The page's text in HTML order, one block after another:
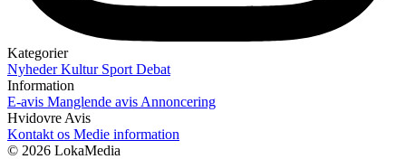
Kategorier
NyhederKultur Sport Debat
Information
E-avis Manglende avis Annoncering
Hvidovre Avis
Kontakt os Medie information
© 2026 LokaMedia